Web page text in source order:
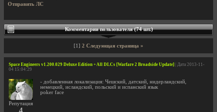
Отправить ЛС
Комментарии пользователя (74 шт.)
[1] 2 Следующая страница »
Space Engineers v1.200.029 Deluxe Edition + All DLCs [Warfare 2 Broadside Update] | Дата 2013-11-
04 15:04:29
Репутация
4
- добавленная локализация: Чешский, датский, нидерландский,
немецкий, исландский, польский и испанский язык
poker face